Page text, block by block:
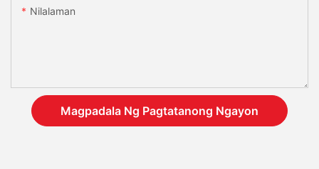
Nilalaman
Magpadala Ng Pagtatanong Ngayon